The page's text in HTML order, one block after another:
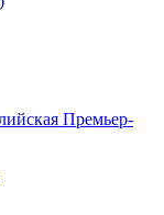
Премьер-